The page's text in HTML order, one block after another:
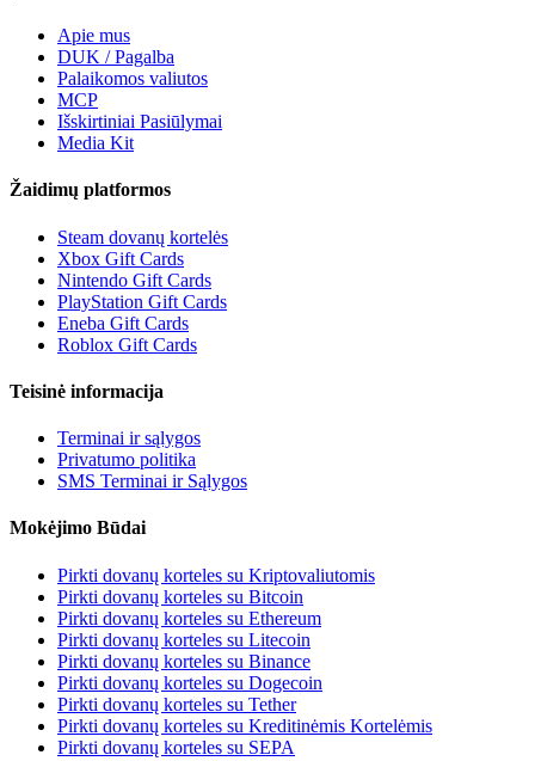
Apie mus
DUK / Pagalba
Palaikomos valiutos
MCP
Išskirtiniai Pasiūlymai
Media Kit
Žaidimų platformos
Steam dovanų kortelės
Xbox Gift Cards
Nintendo Gift Cards
PlayStation Gift Cards
Eneba Gift Cards
Roblox Gift Cards
Teisinė informacija
Terminai ir sąlygos
Privatumo politika
SMS Terminai ir Sąlygos
Mokėjimo Būdai
Pirkti dovanų korteles su Kriptovaliutomis
Pirkti dovanų korteles su Bitcoin
Pirkti dovanų korteles su Ethereum
Pirkti dovanų korteles su Litecoin
Pirkti dovanų korteles su Binance
Pirkti dovanų korteles su Dogecoin
Pirkti dovanų korteles su Tether
Pirkti dovanų korteles su Kreditinėmis Kortelėmis
Pirkti dovanų korteles su SEPA